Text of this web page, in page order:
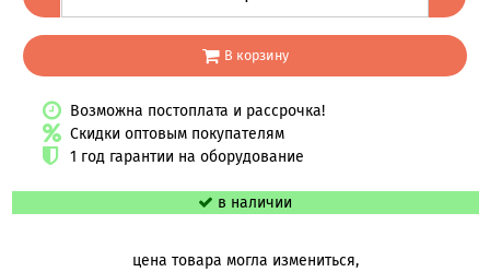
В корзину
Возможна постоплата и рассрочка!
Скидки оптовым покупателям
1 год гарантии на оборудование
в наличии
цена товара могла измениться,